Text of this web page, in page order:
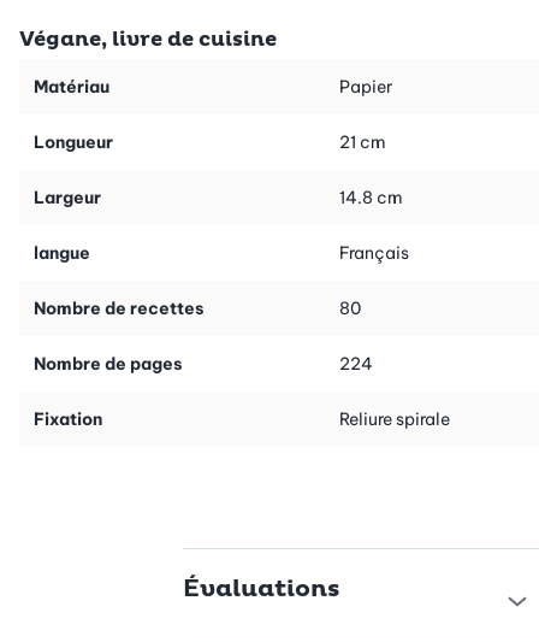
Végane, livre de cuisine
Matériau Papier
Longueur 21 cm
Largeur 14.8 cm
langue Français
Nombre de recettes 80
Nombre de pages 224
Fixation Reliure spirale
Évaluations